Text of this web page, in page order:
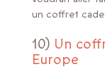
un coffret
10) Un
Europe